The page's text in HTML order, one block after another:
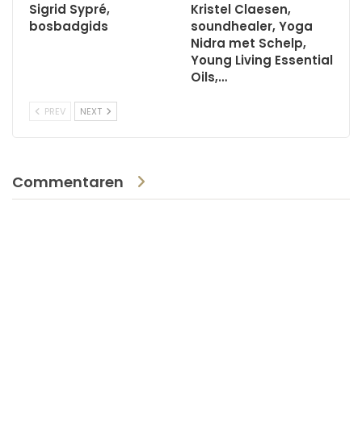
Sigrid Sypré,
bosbadgids
Kristel Claesen,
soundhealer, Yoga
Nidra met Schelp,
Young Living Essential
Oils,…
PREV NEXT
Commentaren